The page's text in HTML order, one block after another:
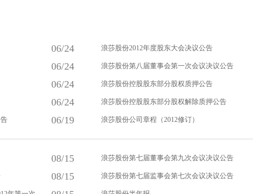
06/24 浪莎股份2012年度股东大会决议公告
06/24 浪莎股份第八届董事会第一次会议决议公告
06/24 浪莎股份控股股东部分股权质押公告
06/24 浪莎股份控股股东部分股权解除质押公告
06/19 浪莎股份公司章程（2012修订）
08/15 浪莎股份第七届董事会第九次会议决议公告
08/15 浪莎股份第七届监事会第七次会议决议公告